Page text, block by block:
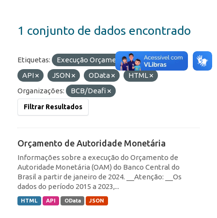
1 conjunto de dados encontrado
Etiquetas: Execução Orçamentária
Formatos:
API
JSON OData
HTML
Organizações:
BCB/Deafi
Filtrar Resultados
Orçamento de Autoridade Monetária
Informações sobre a execução do Orçamento de
Autoridade Monetária (OAM) do Banco Central do
Brasil a partir de janeiro de 2024. __Atenção: __Os
dados do período 2015 a 2023,...
HTML API OData JSON